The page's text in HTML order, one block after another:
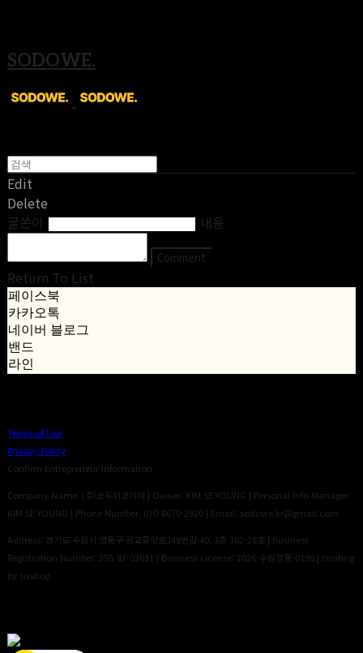
SODOWE.
Edit
Delete
글쓴이
내용
Comment
Return To List
페이스북
카카오톡
네이버 블로그
밴드
라인
Terms of Use
Privacy Policy
Confirm Entrepreneur Information
Company Name: (주)쏘두위코리아 | Owner: KIM SE YOUNG | Personal Info Manager:
KIM SE YOUNG | Phone Number: 070-8670-2920 | Email: sodowe.kr@gmail.com
Address: 경기도 수원시 영통구 광교중앙로248번길 40, 3층 302-28호 | Business
Registration Number: 355-87-03631 | Business License: 2026-수원영통-0198 | Hosting
by sixshop